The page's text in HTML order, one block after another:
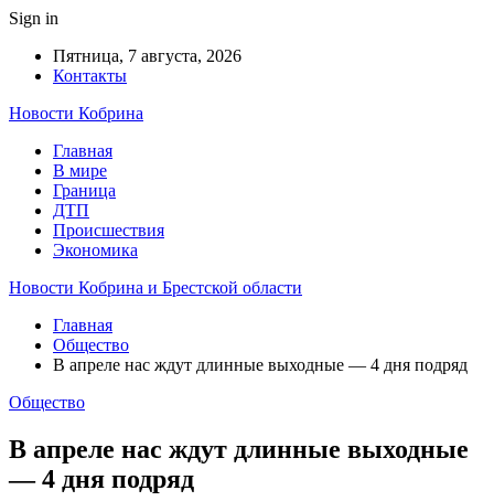
Sign in
Пятница, 7 августа, 2026
Контакты
Новости Кобрина
Главная
В мире
Граница
ДТП
Происшествия
Экономика
Новости Кобрина и Брестской области
Главная
Общество
В апреле нас ждут длинные выходные — 4 дня подряд
Общество
В апреле нас ждут длинные выходные
— 4 дня подряд